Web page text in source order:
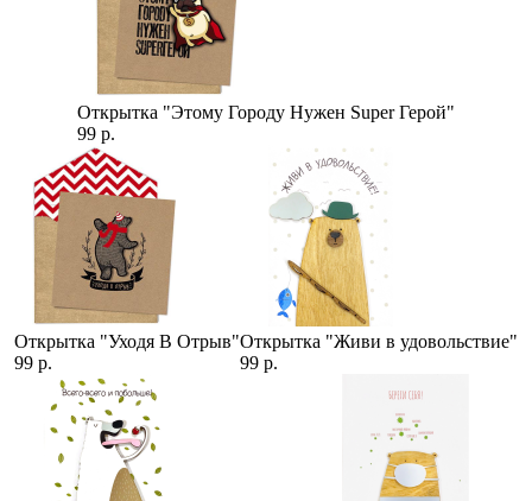
Открытка "Этому Городу Нужен Super Герой"
99 р.
Открытка "Уходя В Отрыв"
99 р.
Открытка "Живи в удовольствие"
99 р.